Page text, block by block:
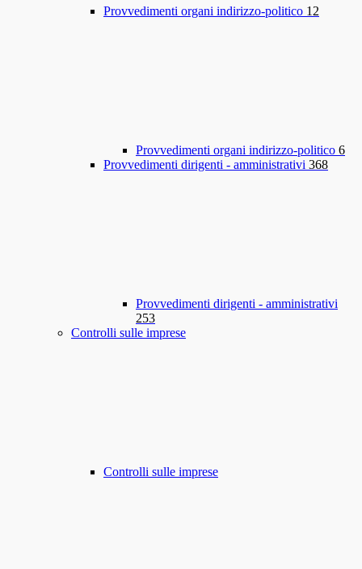
Provvedimenti organi indirizzo-politico 12
Provvedimenti organi indirizzo-politico 6
Provvedimenti dirigenti - amministrativi 368
Provvedimenti dirigenti - amministrativi
253
Controlli sulle imprese
Controlli sulle imprese